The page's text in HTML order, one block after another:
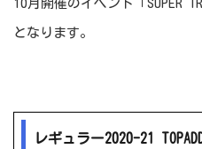
10月開催のイベント「SUPER
となります。
レギュラー2020-21